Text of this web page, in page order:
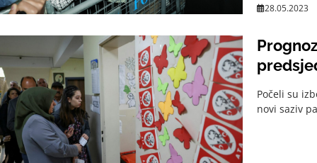
28.05.2023
Počeli su
novi saziv